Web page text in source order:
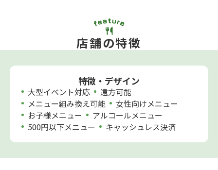
店舗の特徴
特徴・デザイン
大型イベント対応
遠方可能
メニュー組み換え可能
女性向けメニュー
お子様メニュー
アルコールメニュー
500円以下メニュー
キャッシュレス決済